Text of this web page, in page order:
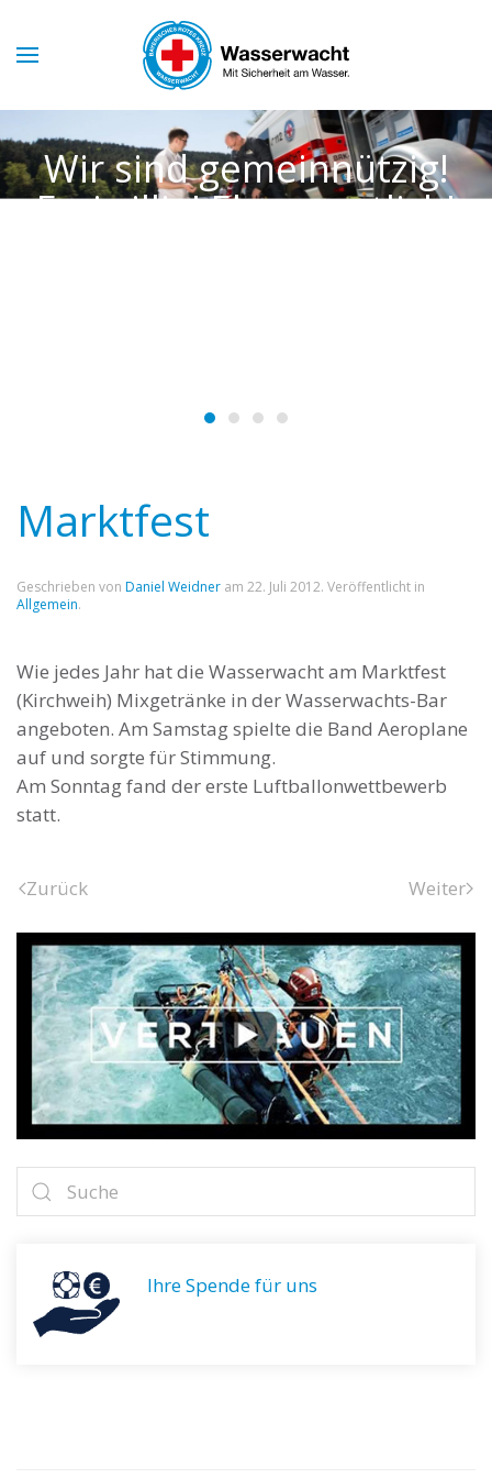
Skip to main content
Wir sind gemeinnützig!
Freiwillig! Ehrenamtlich!
Wir sind
Freiwillig!
Marktfest
Geschrieben von Daniel Weidner am 22. Juli 2012. Veröffentlicht in
Allgemein.
Wie jedes Jahr hat die Wasserwacht am Marktfest
(Kirchweih) Mixgetränke in der Wasserwachts-Bar
angeboten. Am Samstag spielte die Band Aeroplane
auf und sorgte für Stimmung.
Am Sonntag fand der erste Luftballonwettbewerb
statt.
Zurück Weiter
Ihre Spende für uns